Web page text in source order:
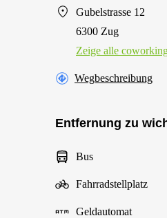
Gubelstrasse 12
6300 Zug
Zeige alle
Wegbeschreibung
Entfernung zu
Bus
Fahrradstellplatz
Geldautomat